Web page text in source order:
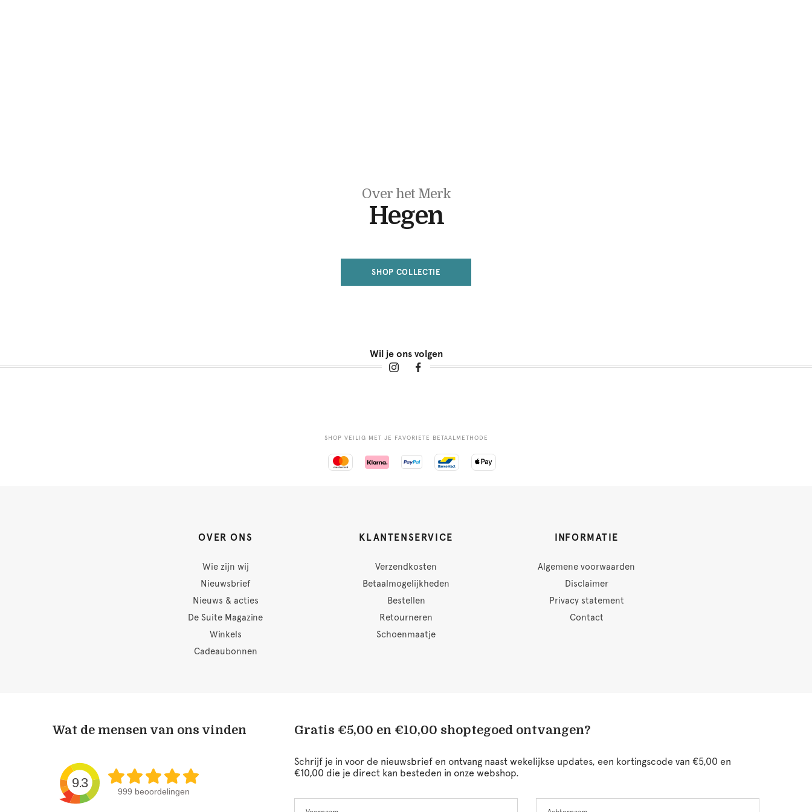
Over het Merk
Hegen
SHOP COLLECTIE
Wil je ons volgen
SHOP VEILIG MET JE FAVORIETE BETAALMETHODE
OVER ONS
Wie zijn wij
Nieuwsbrief
Nieuws & acties
De Suite Magazine
Winkels
Cadeaubonnen
KLANTENSERVICE
Verzendkosten
Betaalmogelijkheden
Bestellen
Retourneren
Schoenmaatje
INFORMATIE
Algemene voorwaarden
Disclaimer
Privacy statement
Contact
Wat de mensen van ons vinden
9.3
999 beoordelingen
Gratis €5,00 en €10,00 shoptegoed ontvangen?
Schrijf je in voor de nieuwsbrief en ontvang naast wekelijkse updates, een kortingscode van €5,00 en
€10,00 die je direct kan besteden in onze webshop.